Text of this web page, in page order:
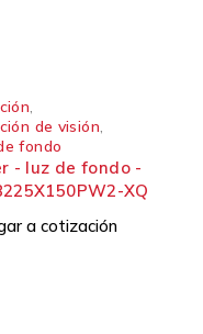
de visión
fondo
- luz de fondo -
XQ
a cotización